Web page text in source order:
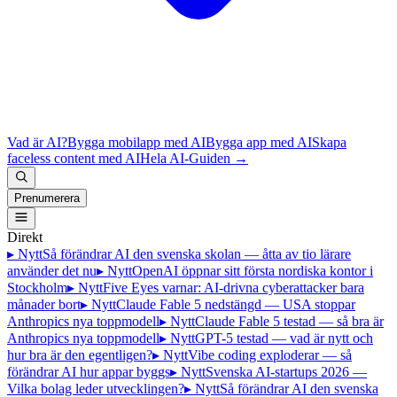
Vad är AI?Bygga mobilapp med AIBygga app med AISkapa
faceless content med AIHela AI-Guiden →
Prenumerera
Direkt
▸ NyttSå förändrar AI den svenska skolan — åtta av tio lärare
använder det nu▸ NyttOpenAI öppnar sitt första nordiska kontor i
Stockholm▸ NyttFive Eyes varnar: AI-drivna cyberattacker bara
månader bort▸ NyttClaude Fable 5 nedstängd — USA stoppar
Anthropics nya toppmodell▸ NyttClaude Fable 5 testad — så bra är
Anthropics nya toppmodell▸ NyttGPT-5 testad — vad är nytt och
hur bra är den egentligen?▸ NyttVibe coding exploderar — så
förändrar AI hur appar byggs▸ NyttSvenska AI-startups 2026 —
Vilka bolag leder utvecklingen?▸ NyttSå förändrar AI den svenska